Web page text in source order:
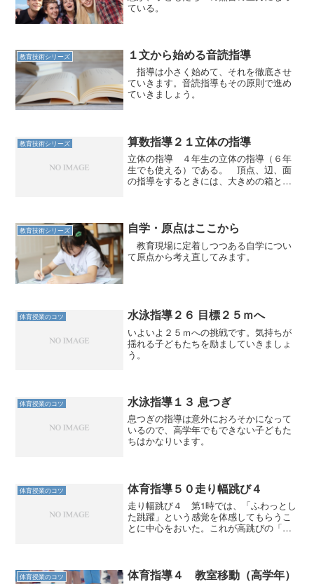
ている。
教育技術シリーズ １文から始める音読指導
指導は小さく始めて、それを徹底させ
ていきます。音読指導もその原則で進め
ていきましょう。
教育技術シリーズ 算数指導２１立体の指導
立体の指導 ４年生の立体の指導（６年
生でも使える）である。 頂点、辺、面
の指導をするときには、大きめの箱と教
じですね。 頂点は全部で...
教育技術シリーズ 自学・原点はここから
教育現場に定着しつつある自学につい
て原点から考え直してみます。
体育授業のコツ 水泳指導２６ 目標２５ｍへ
いよいよ２５ｍへの挑戦です。気持ちが
揺れる子どもたちを励ましていきましょ
う。
体育授業のコツ 水泳指導１３ 息つぎ
息つぎの指導は意外におろそかになって
いるので、高学年でもできない子どもた
ちはかなりいます。
体育授業のコツ 体育指導５０走り幅跳び４
走り幅跳び４ 第1時では、「ふわっとし
た跳躍」という感覚を体感してもらうこ
とに中心をおいた。これが高跳びの「原
を見るために、一番初め...
体育授業のコツ 体育指導４ 教室移動（高学年）